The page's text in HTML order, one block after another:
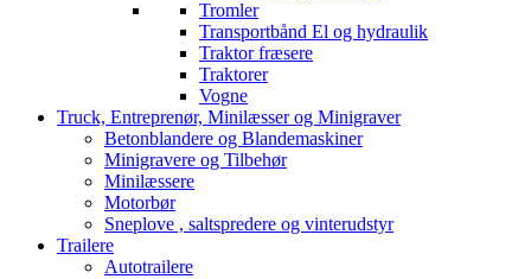
Tromler
Transportbånd El og hydraulik
Traktor fræsere
Traktorer
Vogne
Truck, Entreprenør, Minilæsser og Minigraver
Betonblandere og Blandemaskiner
Minigravere og Tilbehør
Minilæssere
Motorbør
Sneplove , saltspredere og vinterudstyr
Trailere
Autotrailere